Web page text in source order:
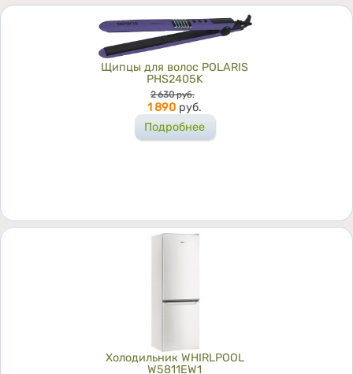
Щипцы для волос POLARIS
PHS2405K
Цена
2 630 руб.
1 890 руб.
Подробнее
Холодильник WHIRLPOOL
W5811EW1